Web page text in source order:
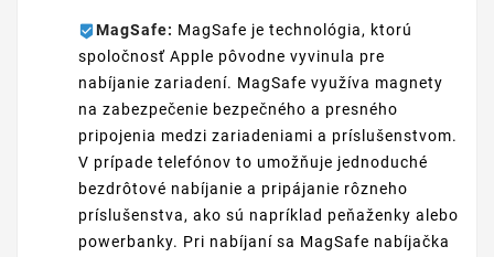
MagSafe: MagSafe je technológia, ktorú
spoločnosť Apple pôvodne vyvinula pre
nabíjanie zariadení. MagSafe využíva magnety
na zabezpečenie bezpečného a presného
pripojenia medzi zariadeniami a príslušenstvom.
V prípade telefónov to umožňuje jednoduché
bezdrôtové nabíjanie a pripájanie rôzneho
príslušenstva, ako sú napríklad peňaženky alebo
powerbanky. Pri nabíjaní sa MagSafe nabíjačka